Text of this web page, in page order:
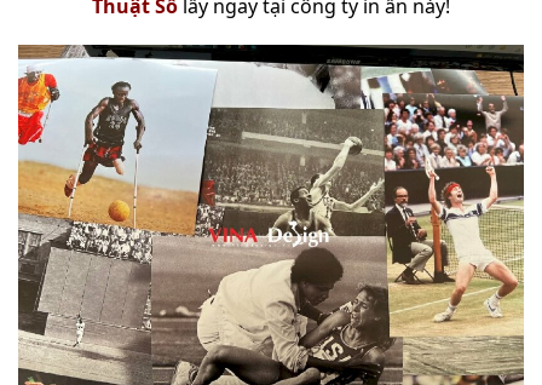
Thuật Số lấy ngay tại công ty in ấn này!